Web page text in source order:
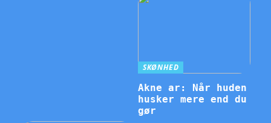
SKØNHED
Akne ar: Når huden
husker mere end du
gør